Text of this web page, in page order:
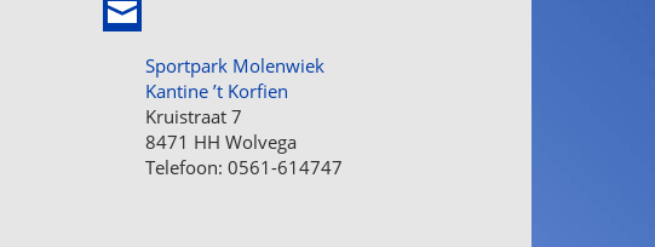
Sportpark Molenwiek
Kantine ’t Korfien
Kruistraat 7
8471 HH Wolvega
Telefoon: 0561-614747